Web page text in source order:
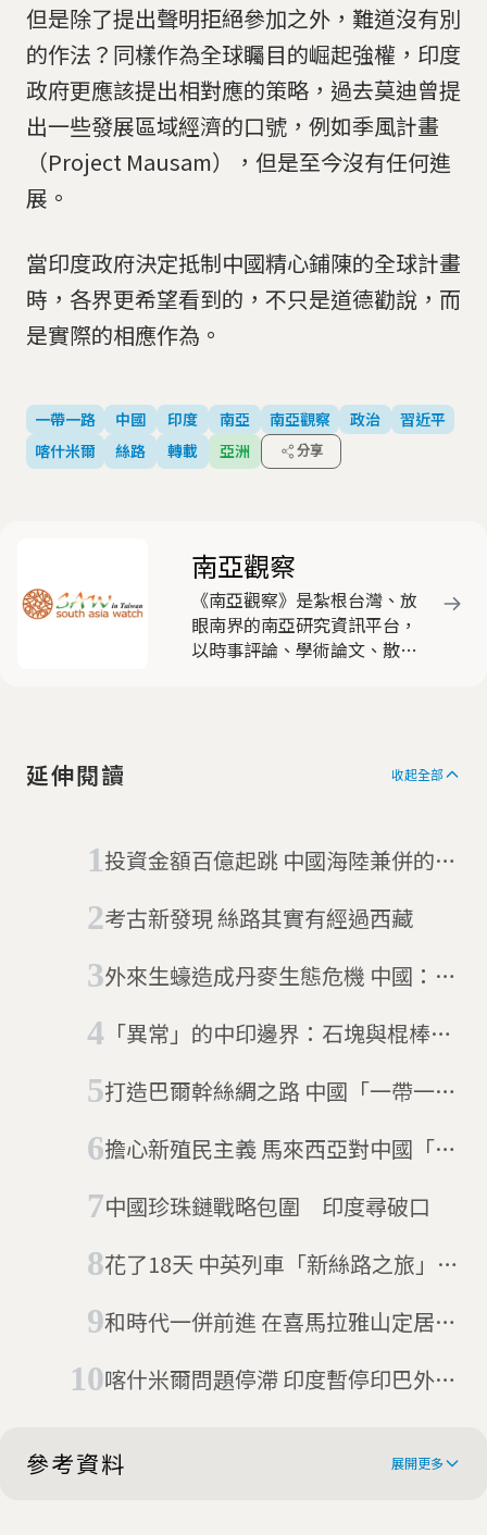
但是除了提出聲明拒絕參加之外，難道沒有別
的作法？同樣作為全球矚目的崛起強權，印度
政府更應該提出相對應的策略，過去莫迪曾提
出一些發展區域經濟的口號，例如季風計畫
（Project Mausam），但是至今沒有任何進
展。
當印度政府決定抵制中國精心鋪陳的全球計畫
時，各界更希望看到的，不只是道德勸說，而
是實際的相應作為。
一帶一路 中國 印度 南亞 南亞觀察 政治
習近平
喀什米爾
絲路 轉載 亞洲 分享
南亞觀察
《南亞觀察》是紮根台灣、放
眼南界的南亞研究資訊平台，
以時事評論、學術論文、散文
延伸閱讀 收起全部
投資金額百億起跳 中國海陸兼併的
考古新發現 絲路其實有經過西藏
外來生蠔造成丹麥生態危機 中國：交
「異常」的中印邊界：石塊與棍棒大
發還是理性降溫？
打造巴爾幹絲綢之路 中國「一帶一
擔心新殖民主義 馬來西亞對中國「一
中國珍珠鏈戰略包圍 印度尋破口
花了18天 中英列車「新絲路之旅」首
和時代一併前進 在喜馬拉雅山定居的
喀什米爾問題停滯 印度暫停印巴外交
參考資料 展開更多